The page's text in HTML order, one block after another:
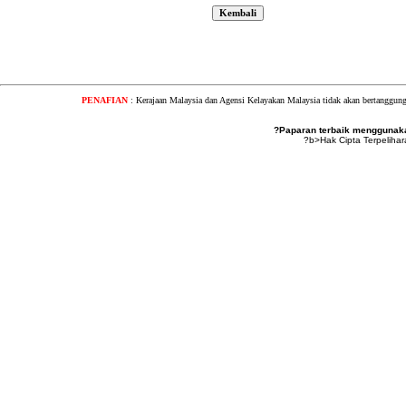
PENAFIAN : Kerajaan Malaysia dan Agensi Kelayakan Malaysia tidak akan
?Paparan terbaik
?b>Hak Cipta